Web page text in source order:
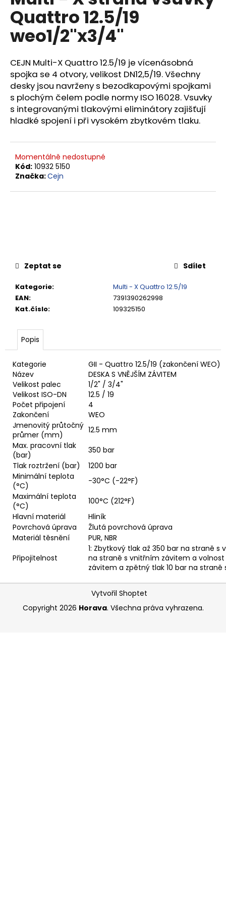
0,0
z
5
hvězdiček.
Quattro 12.5/19
weo1/2"x3/4"
CEJN Multi-X Quattro 12.5/19 je vícenásobná
spojka se 4 otvory, velikost DN12,5/19. Všechny
desky jsou navrženy s bezodkapovými spojkami
s plochým čelem podle normy ISO 16028. Vsuvky
s integrovanými tlakovými eliminátory zajišťují
hladké spojení i při vysokém zbytkovém tlaku.
Momentálně nedostupné
Kód: 10932 5150
Značka:Cejn
Kategorie:
Multi - X Quattro 12.5/19
EAN:
7391390262998
Kat.číslo: 109325150
Zeptat se Sdílet
Popis
Kategorie
GII - Quattro 12.5/19 (zakončení WEO)
Název
DESKA S VNĚJŠÍM ZÁVITEM
Velikost palec
1/2" / 3/4"
Velikost ISO-DN
12.5 / 19
Počet připojení
4
Zakončení
WEO
Jmenovitý průtočný
průmer (mm)
12.5 mm
Max. pracovní tlak
(bar)
350 bar
Tlak roztržení (bar)
1200 bar
Minimální teplota
(°C)
-30°C (-22°F)
Maximální teplota
(°C)
100°C (212°F)
Hlavní materiál
Hliník
Povrchová úprava
Žlutá povrchová úprava
Materiál těsnění
PUR, NBR
Připojitelnost
1: Zbytkový tlak až 350 bar na straně
na straně s vnitřním závitem a
závitem a zpětný tlak 10 bar na
a
j
í
?
HLEDAT
D
o
p
o
e
m
e
VSUVKA
3/4"
VNITŘNÍ
FVMQ
2
750,33
Kč
Z
Vytvořil Shoptet
Copyright 2026 Horava. Všechna práva vyhrazena.